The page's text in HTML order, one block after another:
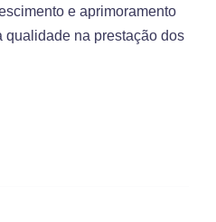
e aprimoramento
qualidade na prestação dos